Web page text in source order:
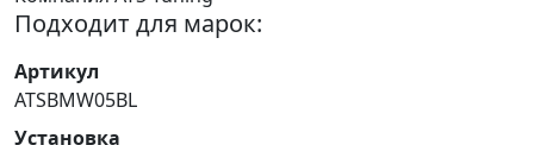
Подходит для марок:
Артикул
ATSBMW05BL
Установка